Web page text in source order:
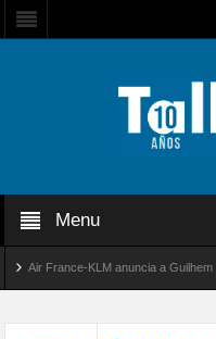
Menu
Air France-KLM anuncia a Guilhem